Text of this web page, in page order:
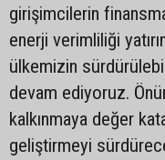
girişimcilerin
enerji verimliliği
ülkemizin
devam ediyoruz.
kalkınmaya değer
geliştirmeyi